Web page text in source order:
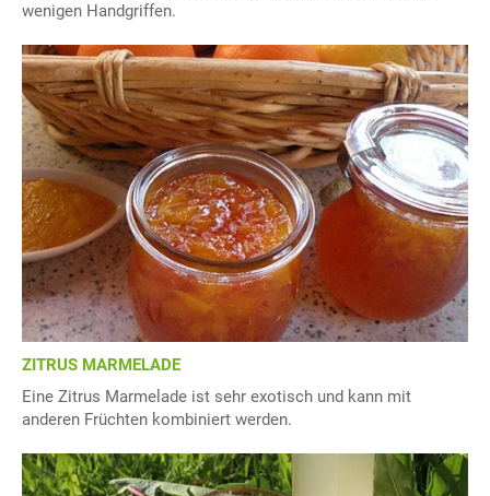
wenigen Handgriffen.
ZITRUS MARMELADE
Eine Zitrus Marmelade ist sehr exotisch und kann mit
anderen Früchten kombiniert werden.